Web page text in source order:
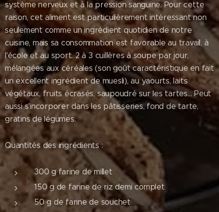
système nerveux et à la pression sanguine. Pour cette
raison, cet aliment est particulièrement intéressant non
seulement comme un ingrédient quotidien de notre
cuisine, mais sa consommation est favorable au travail, à
l'école et au sport. 2 à 3 cuillères à soupe par jour,
mélangées aux céréales (son goût caractéristique en fait
un excellent ingrédient de muesli), au yaourts, laits
végétaux, fruits écrasés, saupoudré sur les tartes... Peut
aussi s'incorporer dans les pâtisseries, fond de tarte,
gratins de légumes.
Quantités des ingrédients :
300 g farine de millet
150 g de farine de riz demi complet
50 g de farine de souchet